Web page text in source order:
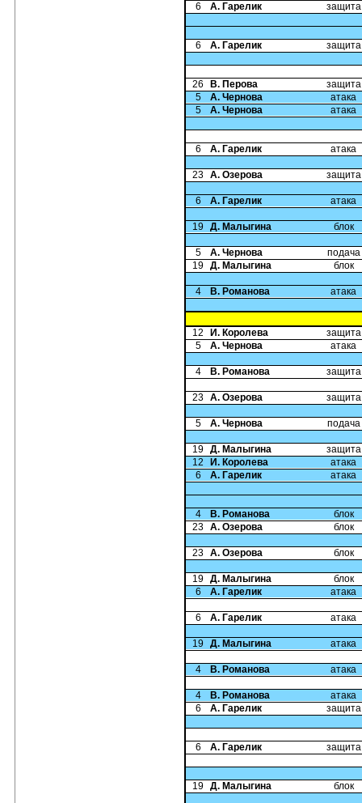
6
А. Гарелик защита
6 А. Гарелик защита
26 В. Перова
защита
5
А. Чернова
атака
5
А. Чернова атака
6 А. Гарелик атака
23 А. Озерова защита
6 А. Гарелик атака
19 Д. Малыгина блок
5 А. Чернова
подача
19 Д. Малыгина блок
4 В. Романова атака
12 И. Королева
защита
5
А. Чернова атака
4 В. Романова защита
23 А. Озерова защита
5 А. Чернова подача
19 Д. Малыгина
защита
12
И. Королева
атака
6
А. Гарелик атака
4 В. Романова
блок
23 А. Озерова блок
23 А. Озерова блок
19 Д. Малыгина
блок
6
А. Гарелик атака
6 А. Гарелик атака
19 Д. Малыгина атака
4 В. Романова атака
4 В. Романова
атака
6
А. Гарелик защита
6 А. Гарелик защита
19 Д. Малыгина блок